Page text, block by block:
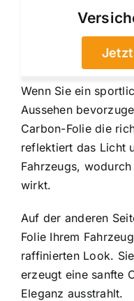
Wenn Sie ein
Aussehen
Carbon-Folie die
reflektiert das Licht
Fahrzeugs,
wirkt.
Auf der anderen
Folie Ihrem
raffinierten Look.
erzeugt eine sanfte
Eleganz ausstrahlt.